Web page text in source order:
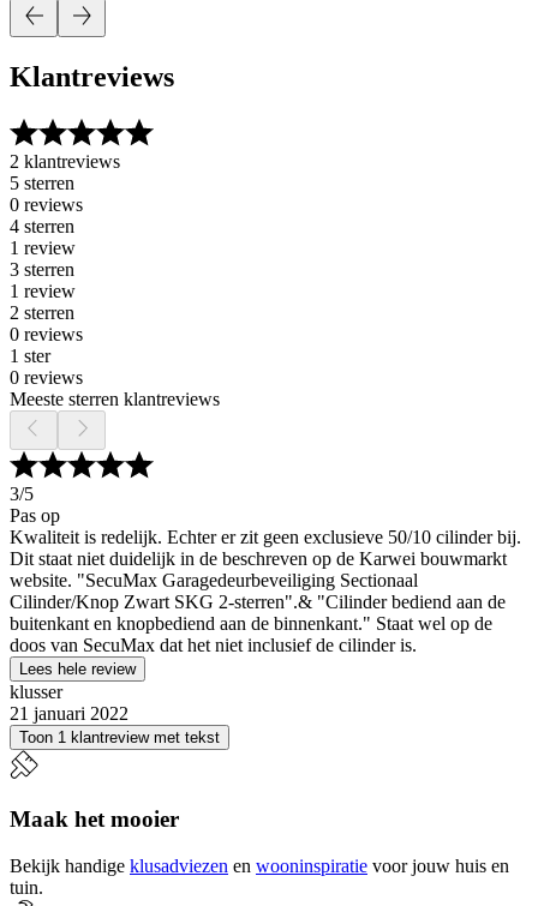
Klantreviews
2 klantreviews
5 sterren
0 reviews
4 sterren
1 review
3 sterren
1 review
2 sterren
0 reviews
1 ster
0 reviews
Meeste sterren klantreviews
3/5
Pas op
Kwaliteit is redelijk. Echter er zit geen exclusieve 50/10 cilinder bij.
Dit staat niet duidelijk in de beschreven op de Karwei bouwmarkt
website. "SecuMax Garagedeurbeveiliging Sectionaal
Cilinder/Knop Zwart SKG 2-sterren".& "Cilinder bediend aan de
buitenkant en knopbediend aan de binnenkant." Staat wel op de
doos van SecuMax dat het niet inclusief de cilinder is.
Lees hele review
klusser
21 januari 2022
Toon 1 klantreview met tekst
Maak het mooier
Bekijk handige klusadviezen en wooninspiratie voor jouw huis en
tuin.